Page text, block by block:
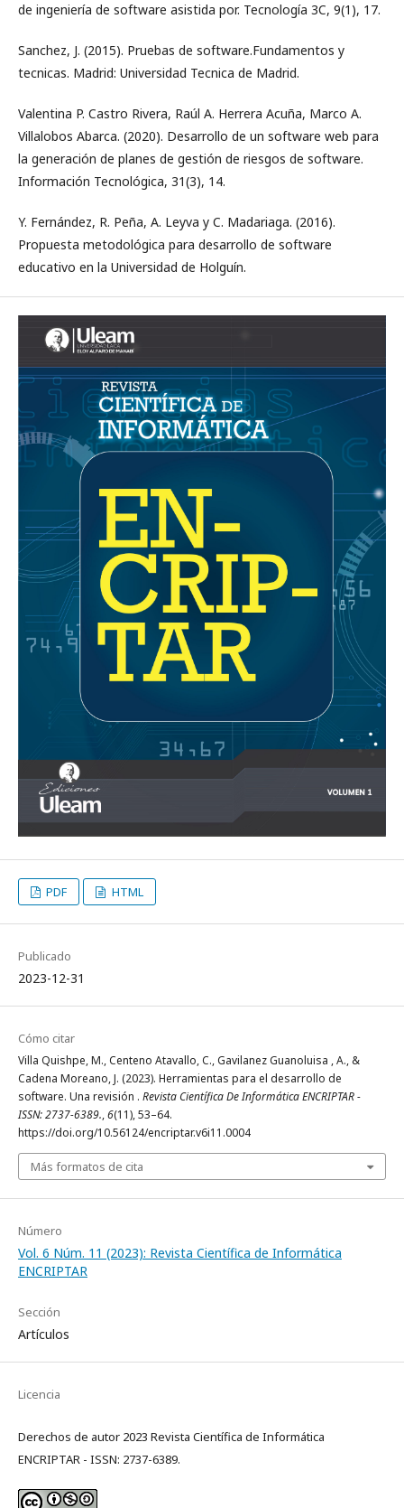
de ingeniería de software asistida por. Tecnología 3C, 9(1), 17.
Sanchez, J. (2015). Pruebas de software.Fundamentos y
tecnicas. Madrid: Universidad Tecnica de Madrid.
Valentina P. Castro Rivera, Raúl A. Herrera Acuña, Marco A.
Villalobos Abarca. (2020). Desarrollo de un software web para
la generación de planes de gestión de riesgos de software.
Información Tecnológica, 31(3), 14.
Y. Fernández, R. Peña, A. Leyva y C. Madariaga. (2016).
Propuesta metodológica para desarrollo de software
educativo en la Universidad de Holguín.
PDF HTML
Publicado
2023-12-31
Cómo citar
Villa Quishpe, M., Centeno Atavallo, C., Gavilanez Guanoluisa , A., &
Cadena Moreano, J. (2023). Herramientas para el desarrollo de
software. Una revisión . Revista Científica De Informática ENCRIPTAR -
ISSN: 2737-6389.,6(11), 53–64.
https://doi.org/10.56124/encriptar.v6i11.0004
Más formatos de cita
Número
Vol. 6 Núm. 11 (2023): Revista Científica de Informática
ENCRIPTAR
Sección
Artículos
Licencia
Derechos de autor 2023 Revista Científica de Informática
ENCRIPTAR - ISSN: 2737-6389.